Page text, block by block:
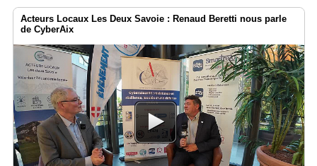
Acteurs Locaux Les Deux Savoie : Renaud Beretti nous parle
de CyberAix